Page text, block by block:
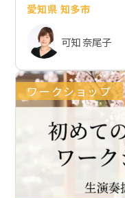
愛知県 知多市
可知 奈尾子
ワークショップ